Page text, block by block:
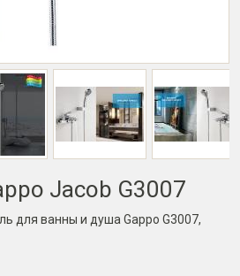
Jacob G3007
для ванны и душа Gappo G3007,